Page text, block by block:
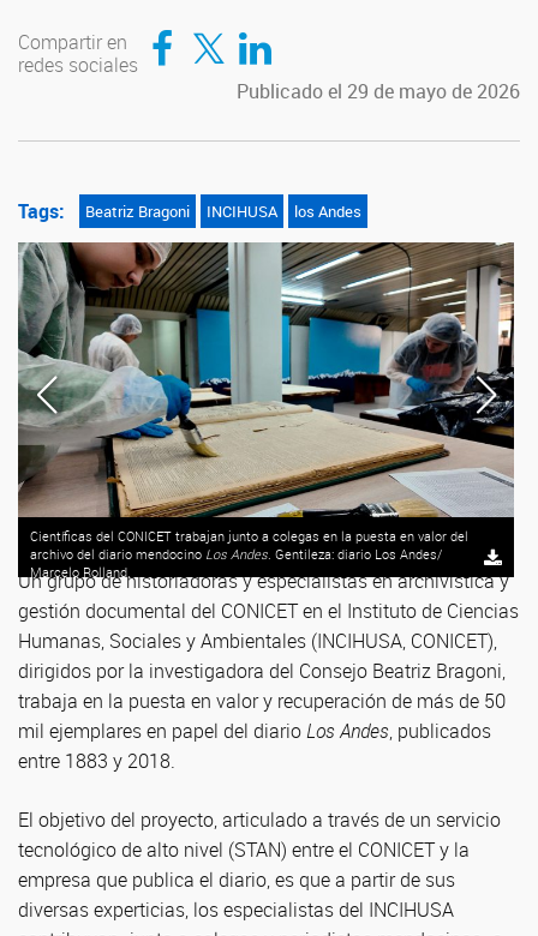
Compartir en
redes sociales
Compartir en Facebook
Compartir en TwitterCompartir en LinkedIn
Publicado el 29 de mayo de 2026
Tags: Beatriz Bragoni INCIHUSA los Andes
Científicas del CONICET trabajan junto a colegas en la puesta en valor del
archivo del diario mendocino Los Andes. Gentileza: diario Los Andes/
Marcelo Rolland.
Un grupo de historiadoras y especialistas en archivística y
gestión documental del CONICET en el Instituto de Ciencias
Humanas, Sociales y Ambientales (INCIHUSA, CONICET),
dirigidos por la investigadora del Consejo Beatriz Bragoni,
trabaja en la puesta en valor y recuperación de más de 50
mil ejemplares en papel del diarioLos Andes, publicados
entre 1883 y 2018.
El objetivo del proyecto, articulado a través de un servicio
tecnológico de alto nivel (STAN) entre el CONICET y la
empresa que publica el diario, es que a partir de sus
diversas experticias, los especialistas del INCIHUSA